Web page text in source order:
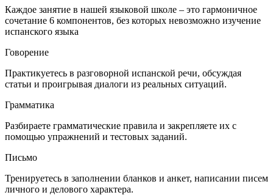
Каждое занятие в нашей языковой школе – это гармоничное
сочетание 6 компонентов, без которых невозможно изучение
испанского языка
Говорение
Практикуетесь в разговорной испанской речи, обсуждая
статьи и проигрывая диалоги из реальных ситуаций.
Грамматика
Разбираете грамматические правила и закрепляете их с
помощью упражнений и тестовых заданий.
Письмо
Тренируетесь в заполнении бланков и анкет, написании писем
личного и делового характера.